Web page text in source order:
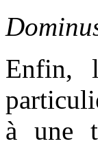
Enfin,
à une